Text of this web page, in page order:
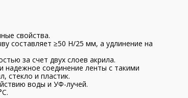
свойства.
составляет ≥50 Н/25 мм, а удлинение на
за счет двух слоев акрила.
надежное соединение ленты с такими
стекло и пластик.
воды и УФ-лучей.